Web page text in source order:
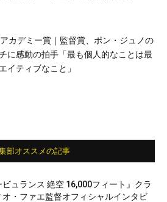
カデミー賞｜監督賞、ポン・ジュノの
に感動の拍手「最も個人的なことは最
イティブなこと」
部オススメの記事
ビュランス 絶空 16,000フィート』クラ
オ・ファエ監督オフィシャルインタビ